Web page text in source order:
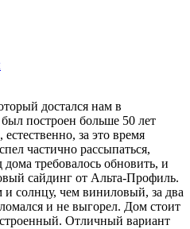
достался нам в
построен больше 50 лет
за это время
частично рассыпаться,
дома требовалось обновить, и
сайдинг от Альта-Профиль.
солнцу, чем виниловый, за два
и не выгорел. Дом стоит
Отличный вариант